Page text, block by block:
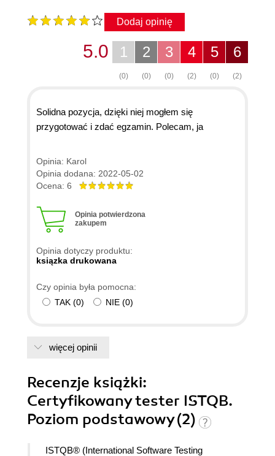
Dodaj opinię
6
(2)
5
(0)
4
(2)
3
(0)
2
(0)
1
(0)
5.0
Solidna pozycja, dzięki niej mogłem się
przygotować i zdać egzamin. Polecam, ja
Opinia: Karol
Opinia dodana: 2022-05-02
Ocena: 6
Opinia potwierdzona
zakupem
Opinia dotyczy produktu:
ksiązka drukowana
Czy opinia była pomocna:
TAK (0) NIE (0)
więcej opinii
Recenzje książki:
Certyfikowany tester ISTQB.
Poziom podstawowy (2)
ISTQB® (International Software Testing